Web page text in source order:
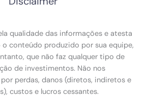
qualidade das informações e atesta
conteúdo produzido por sua equipe,
que não faz qualquer tipo de
de investimentos. Não nos
perdas, danos (diretos, indiretos e
custos e lucros cessantes.